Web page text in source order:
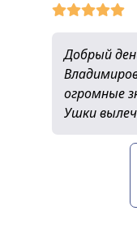
Добрый
огромные
Ушки